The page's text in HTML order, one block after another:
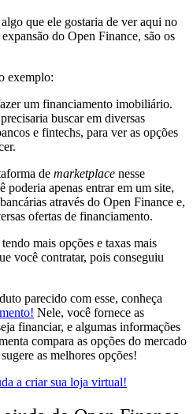
que ele gostaria de ver aqui no
do Open Finance, são os
exemplo:
um financiamento imobiliário.
buscar em diversas
e fintechs, para ver as opções
de marketplace nesse
poderia apenas entrar em um site,
através do Open Finance e,
ofertas de financiamento.
mais opções e taxas mais
você contratar, pois conseguiu
parecido com esse, conheça
Nele, você fornece as
financiar, e algumas informações
compara as opções do mercado
as melhores opções!
a criar sua loja virtual!